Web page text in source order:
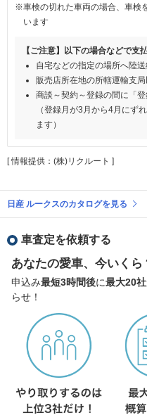
※車検の切れた車両の場合、車検
います
【ご注意】以下の場合などで支
自宅などの指定の場所へ陸
販売店所在地の所轄運輸支
商談～契約～登録の間に「
（登録月が3月から4月にず
ます）
[ 情報提供：(株)リクルート ]
日産 ルークスのカタログを見る
車査定を依頼する
あなたの愛車、今いくら
申込み最短3時間後に最大20社
らせ！